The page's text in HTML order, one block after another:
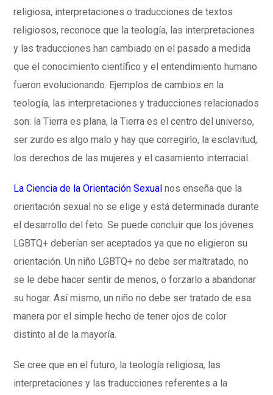
religiosa, interpretaciones o traducciones de textos
religiosos, reconoce que la teología, las interpretaciones
y las traducciones han cambiado en el pasado a medida
que el conocimiento científico y el entendimiento humano
fueron evolucionando. Ejemplos de cambios en la
teología, las interpretaciones y traducciones relacionados
son: la Tierra es plana, la Tierra es el centro del universo,
ser zurdo es algo malo y hay que corregirlo, la esclavitud,
los derechos de las mujeres y el casamiento interracial.
La Ciencia de la Orientación Sexual nos enseña que la
orientación sexual no se elige y está determinada durante
el desarrollo del feto. Se puede concluir que los jóvenes
LGBTQ+ deberían ser aceptados ya que no eligieron su
orientación. Un niño LGBTQ+ no debe ser maltratado, no
se le debe hacer sentir de menos, o forzarlo a abandonar
su hogar. Así mismo, un niño no debe ser tratado de esa
manera por el simple hecho de tener ojos de color
distinto al de la mayoría.
Se cree que en el futuro, la teología religiosa, las
interpretaciones y las traducciones referentes a la